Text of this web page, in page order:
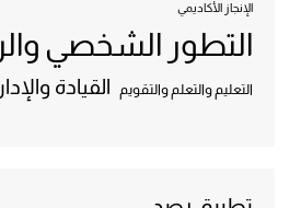
الإنجاز الأكاديمي
التطور الشخصي
التعليم والتعلم والتقويم القيادة